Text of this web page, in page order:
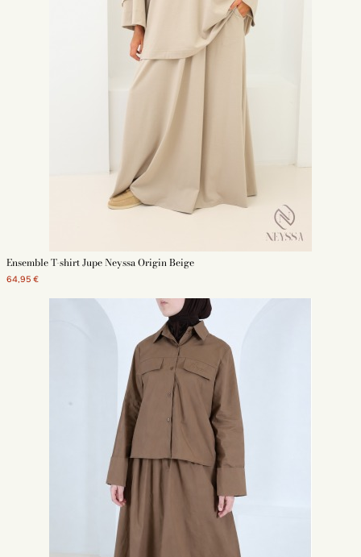
Ensemble T-shirt Jupe Neyssa Origin Beige
64,95 €